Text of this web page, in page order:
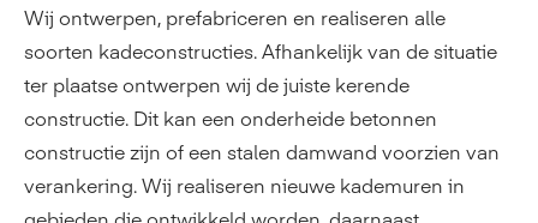
Wij ontwerpen, prefabriceren en realiseren alle
soorten kadeconstructies. Afhankelijk van de situatie
ter plaatse ontwerpen wij de juiste kerende
constructie. Dit kan een onderheide betonnen
constructie zijn of een stalen damwand voorzien van
verankering. Wij realiseren nieuwe kademuren in